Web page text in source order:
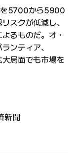
を5700から5900
スクが低減し、
るものだ。オ・
ンティア、
局面でも市場を
新聞